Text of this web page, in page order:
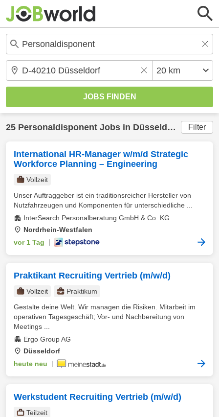
25 Personaldisponent Jobs in Düsseldorf (20 km)
Filter
International HR-Manager w/m/d Strategic
Workforce Planning – Engineering
Vollzeit
Unser Auftraggeber ist ein traditionsreicher Hersteller von
Nutzfahrzeugen und Komponenten für unterschiedliche ...
InterSearch Personalberatung GmbH & Co. KG
Nordrhein-Westfalen
vor 1 Tag
Praktikant Recruiting Vertrieb (m/w/d)
Vollzeit
Praktikum
Gestalte deine Welt. Wir managen die Risiken. Mitarbeit im
operativen Tagesgeschäft; Vor- und Nachbereitung von
Meetings ...
Ergo Group AG
Düsseldorf
heute neu
Werkstudent Recruiting Vertrieb (m/w/d)
Teilzeit